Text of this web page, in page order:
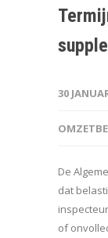
30
De
dat
of